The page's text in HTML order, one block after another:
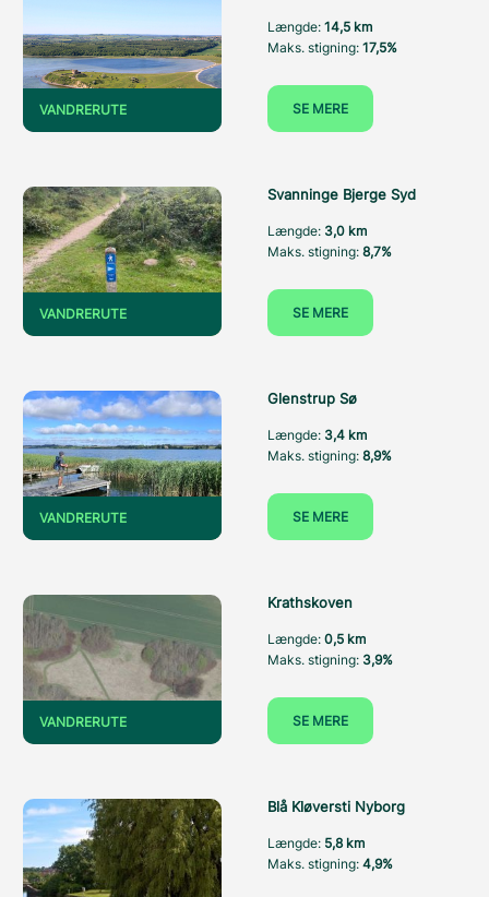
VANDRERUTE
Længde: 14,5 km
Maks. stigning: 17,5%
SE MERE
VANDRERUTE
Svanninge Bjerge Syd
Længde: 3,0 km
Maks. stigning: 8,7%
SE MERE
VANDRERUTE
Glenstrup Sø
Længde: 3,4 km
Maks. stigning: 8,9%
SE MERE
VANDRERUTE
Krathskoven
Længde: 0,5 km
Maks. stigning: 3,9%
SE MERE
Blå Kløversti Nyborg
Længde: 5,8 km
Maks. stigning: 4,9%